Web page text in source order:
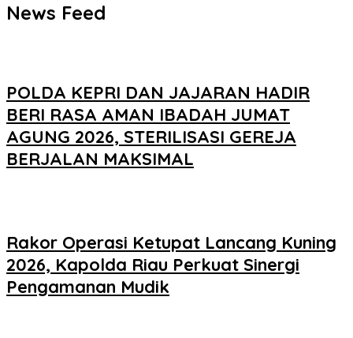
News Feed
POLDA KEPRI DAN JAJARAN HADIR
BERI RASA AMAN IBADAH JUMAT
AGUNG 2026, STERILISASI GEREJA
BERJALAN MAKSIMAL
Rakor Operasi Ketupat Lancang Kuning
2026, Kapolda Riau Perkuat Sinergi
Pengamanan Mudik